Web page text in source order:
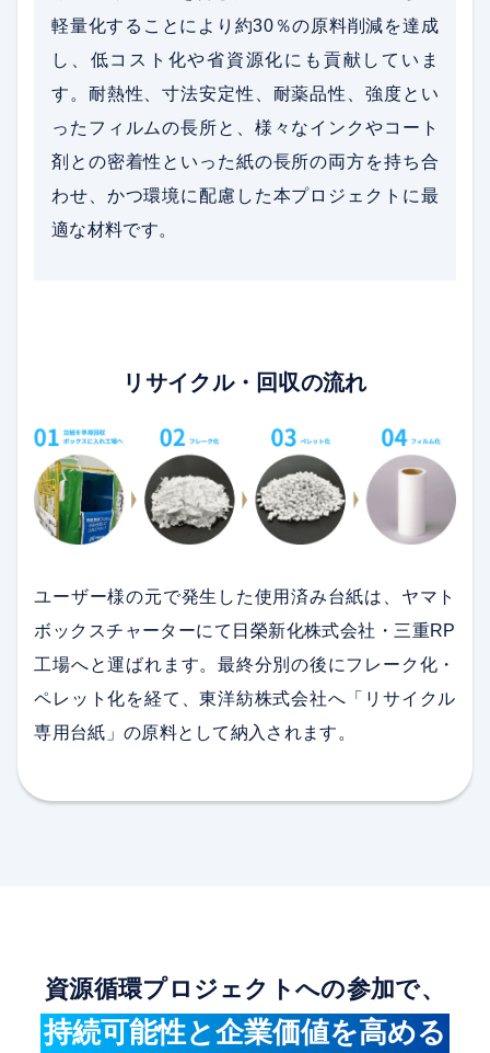
軽量化することにより約30％の原料削減を達成
し、低コスト化や省資源化にも貢献していま
す。耐熱性、寸法安定性、耐薬品性、強度とい
ったフィルムの長所と、様々なインクやコート
剤との密着性といった紙の長所の両方を持ち合
わせ、かつ環境に配慮した本プロジェクトに最
適な材料です。
リサイクル・回収の流れ
ユーザー様の元で発生した使用済み台紙は、ヤマト
ボックスチャーターにて日榮新化株式会社・三重RP
工場へと運ばれます。最終分別の後にフレーク化・
ペレット化を経て、東洋紡株式会社へ「リサイクル
専用台紙」の原料として納入されます。
資源循環プロジェクトへの参加で、
持続可能性と企業価値を高める